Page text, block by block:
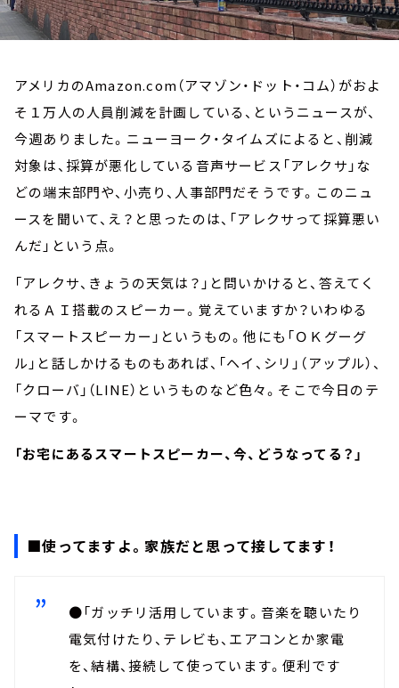
アメリカのAmazon.com（アマゾン・ドット・コム）がおよ
そ１万人の人員削減を計画している、というニュースが、
今週ありました。ニューヨーク・タイムズによると、削減
対象は、採算が悪化している音声サービス「アレクサ」な
どの端末部門や、小売り、人事部門だそうです。このニュ
ースを聞いて、え？と思ったのは、「アレクサって採算悪い
んだ」という点。
「アレクサ、きょうの天気は？」と問いかけると、答えてく
れるＡＩ搭載のスピーカー。覚えていますか？いわゆる
「スマートスピーカー」というもの。他にも「ＯＫグーグ
ル」と話しかけるものもあれば、「ヘイ、シリ」（アップル）、
「クローバ」（LINE）というものなど色々。そこで今日のテ
ーマです。
「お宅にあるスマートスピーカー、今、どうなってる？」
■使ってますよ。家族だと思って接してます！
●「ガッチリ活用しています。音楽を聴いたり
電気付けたり、テレビも、エアコンとか家電
を、結構、接続して使っています。便利です